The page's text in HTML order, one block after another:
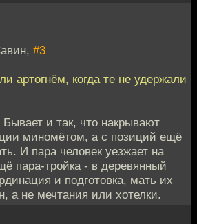
#3
артогнём, когда те не удержали
Бывает и так, что накрывают
миномётом, а с позиций ещё
И пара человек уезжает на
пара-тройка - в деревянный
и подготовка, мать их
а не мечтания или хотелки.